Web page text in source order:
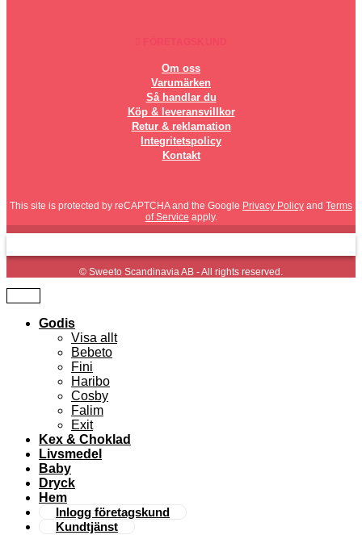
Om oss
Varumärken
Så handlar du
Köp & leveransvillkor
Retur & reklamation
Integritetspolicy
Kontakt
This site is protected by reCAPTCHA and the Google Privacy Policy and Terms
of Service apply.
© Sweeto Scandinavia AB - All rights reserved.
Godis
Visa allt
Bebeto
Fini
Haribo
Cosby
Falim
Exit
Kex & Choklad
Livsmedel
Baby
Dryck
Hem
Inlogg företagskund
Kundtjänst